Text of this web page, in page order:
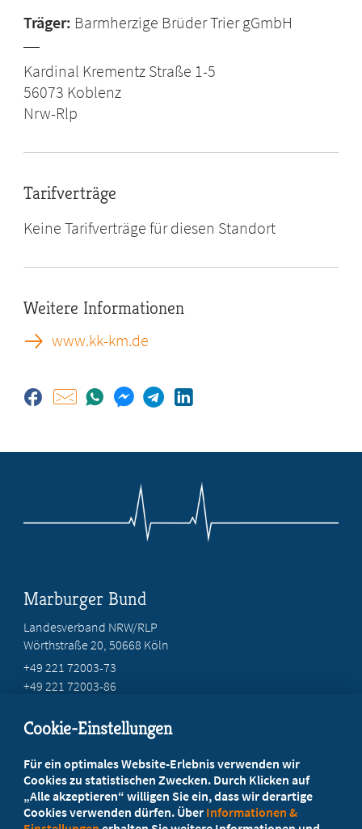
Träger: Barmherzige Brüder Trier gGmbH
Kardinal Krementz Straße 1-5
56073 Koblenz
Nrw-Rlp
Tarifverträge
Keine Tarifverträge für diesen Standort
Weitere Informationen
www.kk-km.de
Marburger Bund
Landesverband NRW/RLP
Wörthstraße 20, 50668 Köln
+49 221 72003-73
+49 221 72003-86
Ihr Landesverband berät Sie!
Ansprechpartner
Cookie-Einstellungen
Für ein optimales Website-Erlebnis verwenden wir
Cookies zu statistischen Zwecken. Durch Klicken auf
„Alle akzeptieren“ willigen Sie ein, dass wir derartige
Cookies verwenden dürfen. Über Informationen &